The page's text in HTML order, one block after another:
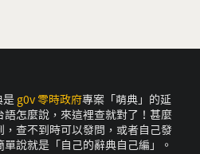
是 g0v 零時政府專案「萌典」的延
怎麼說，來這裡查就對了！甚麼
查不到時可以發問，或者自己發
說就是「自己的辭典自己編」。